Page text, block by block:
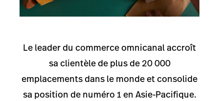
Le leader du commerce omnicanal accroît
sa clientèle de plus de 20 000
emplacements dans le monde et consolide
sa position de numéro 1 en Asie-Pacifique.